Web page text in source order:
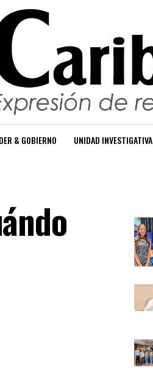
& GOBIERNO UNIDAD INVESTIGATIVA